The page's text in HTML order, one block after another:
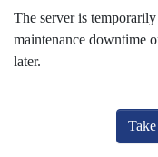
The server is
maintenance downtime
later.